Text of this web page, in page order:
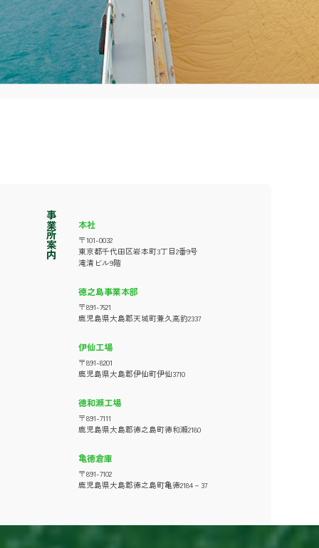
事業所案内 本社
〒101-0032
東京都千代田区岩本町3丁目2番9号
滝清ビル9階
徳之島事業本部
〒891-7621
鹿児島県大島郡天城町兼久高釣2337
伊仙工場
〒891-8201
鹿児島県大島郡伊仙町伊仙3710
徳和瀬工場
〒891-7111
鹿児島県大島郡徳之島町徳和瀬2180
亀徳倉庫
〒891-7102
鹿児島県大島郡徳之島町亀徳2184－37